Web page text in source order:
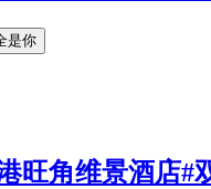
是你
旺角维景酒店#